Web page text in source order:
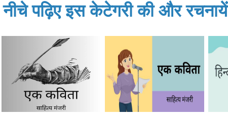
नीचे पढ़िए इस केटेगरी की और रचनायें